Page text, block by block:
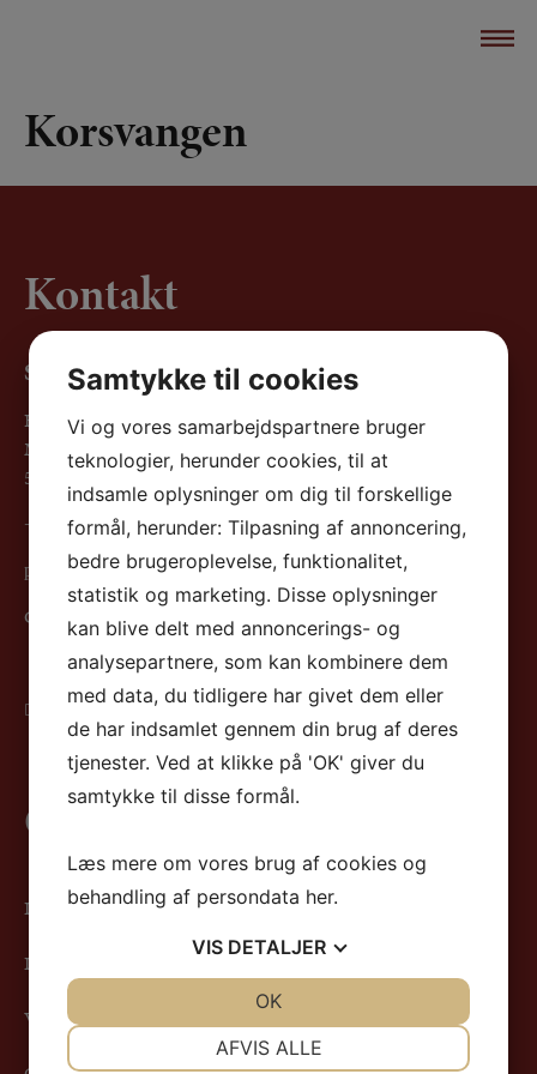
Korsvangen
Kontakt
SEVA Jeppesen Ejendomsforvaltning ApS
Kontorfællesskab Centralen
Mølmarksvej 198
5700 Svendborg
+45 88 44 45 01
post@seva.dk
CVR 28889275
Følg os på Facebook
Genveje
Ledige boliglejemål
Ledige erhvervslejemål
Vores ejendomme
Samtykke til cookies
Vi og vores samarbejdspartnere bruger
teknologier, herunder cookies, til at
indsamle oplysninger om dig til forskellige
formål, herunder: Tilpasning af annoncering,
bedre brugeroplevelse, funktionalitet,
statistik og marketing. Disse oplysninger
kan blive delt med annoncerings- og
analysepartnere, som kan kombinere dem
med data, du tidligere har givet dem eller
de har indsamlet gennem din brug af deres
tjenester. Ved at klikke på 'OK' giver du
samtykke til disse formål.
Læs mere om vores brug af cookies og
behandling af persondata her.
VIS DETALJER
AFVIS ALLE
OK